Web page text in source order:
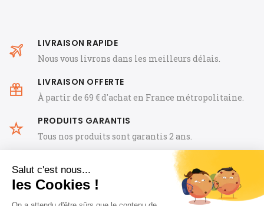
LIVRAISON RAPIDE
Nous vous livrons dans les meilleurs délais.
LIVRAISON OFFERTE
À partir de 69 € d'achat en France métropolitaine.
PRODUITS GARANTIS
Tous nos produits sont garantis 2 ans.